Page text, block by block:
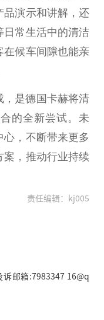
品演示和讲解，还
日常生活中的清洁
在候车间隙也能亲
，是德国卡赫将清
的全新尝试。未
，不断带来更多
案，推动行业持续
责任编辑：kj005
邮箱:7983347 16@q